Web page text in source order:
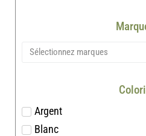
Sélectionnez marques
Argent
Blanc